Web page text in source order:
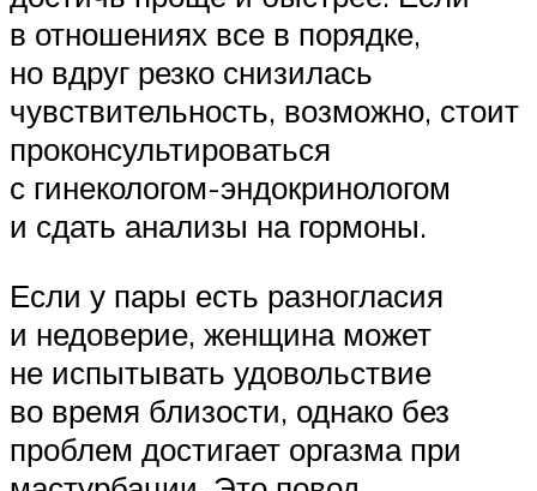
в отношениях все в порядке,
но вдруг резко снизилась
чувствительность, возможно, стоит
проконсультироваться
с гинекологом-эндокринологом
и сдать анализы на гормоны.
Если у пары есть разногласия
и недоверие, женщина может
не испытывать удовольствие
во время близости, однако без
проблем достигает оргазма при